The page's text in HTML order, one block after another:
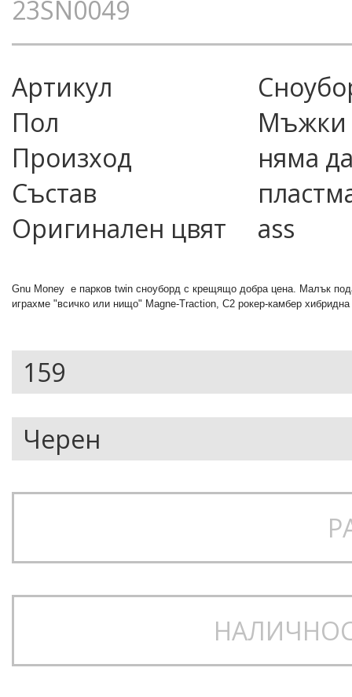
23SN0049
Артикул
Пол
Мъжки
Произход
няма
Състав
Оригинален цвят
ass
Gnu Money e парков twin сноуборд с крещящо добра цена. Малък
играхме "всичко или нищо" Magne-Traction, C2 рокер-камбер